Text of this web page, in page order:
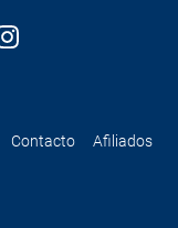
Contacto
Afiliados